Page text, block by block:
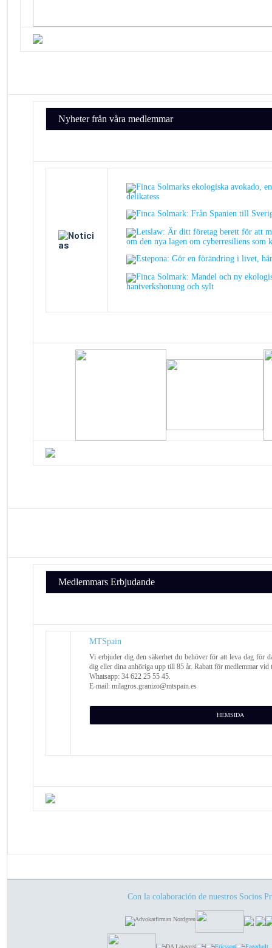
Nyheter från våra medlemmar
Finca Solmarks ekologiska avokado,
delikatess
Finca Solmark: Från Spanien till
Letslaw: Är ditt företag berett för att
om den nya lagen om cyberresiliens som
Estepona: Gör en förändring i livet,
Finca Solmark: Mandel och ny
hantverkshonung och sylt
Medlemmars Erbjudande
MTSpain
Vi erbjuder dig den säkerhet du behöver för att leva dag för
dig eller dina anhöriga upp till 85 år. Rabatt för medlemmar vid
Whatsapp: 34 622 25 55 45.
E-mail: milagros.granizo@mtspain.es
HEMSIDA
Con la colaboración de nuestros Socios